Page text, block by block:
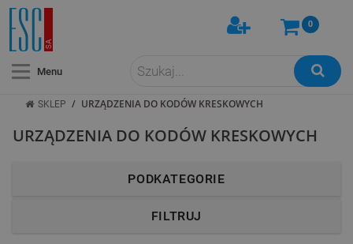
Menu
0
SKLEP / URZĄDZENIA DO KODÓW KRESKOWYCH
PODKATEGORIE
FILTRUJ
URZĄDZENIA DO KODÓW KRESKOWYCH